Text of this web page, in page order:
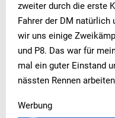
zweiter durch die erste
Fahrer der DM natürlich
wir uns einige
und P8. Das war für
mal ein guter Einstand
nässten Rennen
Werbung